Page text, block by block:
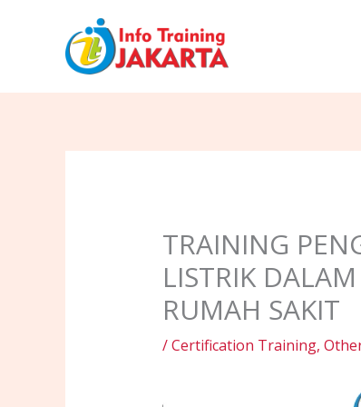
TRAINING
LISTRIK
RUMAH SAKIT
/Certification Training,